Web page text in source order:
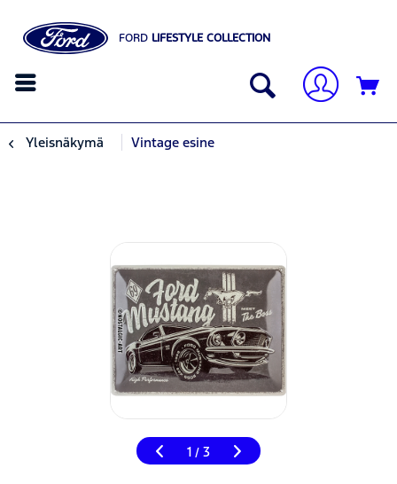
FORD LIFESTYLE COLLECTION
Yleisnäkymä Vintage esine
1 / 3